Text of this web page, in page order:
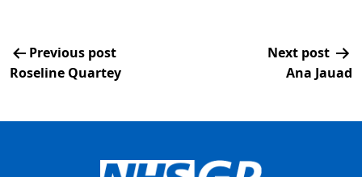
Previous post
Roseline Quartey
Next post
Ana Jauad